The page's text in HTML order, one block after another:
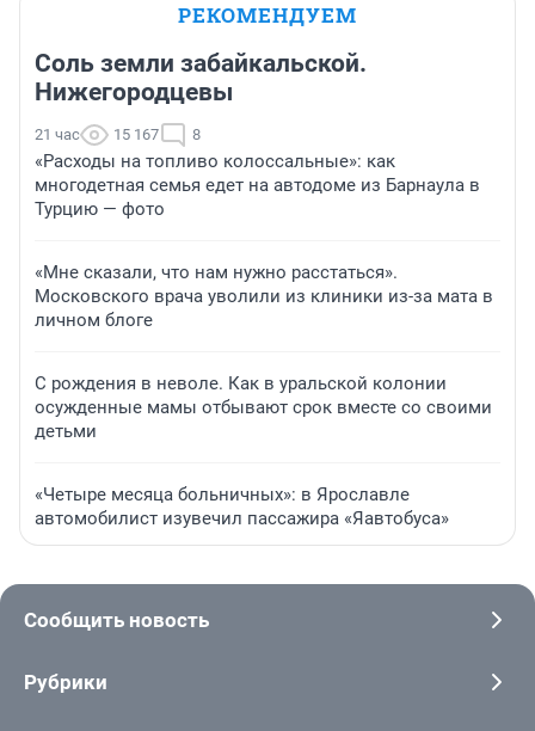
РЕКОМЕНДУЕМ
Соль земли забайкальской.
Нижегородцевы
21 час 15 167 8
«Расходы на топливо колоссальные»: как
многодетная семья едет на автодоме из Барнаула в
Турцию — фото
«Мне сказали, что нам нужно расстаться».
Московского врача уволили из клиники из-за мата в
личном блоге
С рождения в неволе. Как в уральской колонии
осужденные мамы отбывают срок вместе со своими
детьми
«Четыре месяца больничных»: в Ярославле
автомобилист изувечил пассажира «Яавтобуса»
Сообщить новость
Рубрики